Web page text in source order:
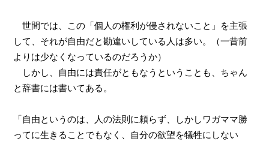
世間では、この「個人の権利が侵されないこと」を主張
して、それが自由だと勘違いしている人は多い。（一昔前
よりは少なくなっているのだろうか）
しかし、自由には責任がともなうということも、ちゃん
と辞書には書いてある。
「自由というのは、人の法則に頼らず、しかしワガママ勝
ってに生きることでもなく、自分の欲望を犠牲にしない